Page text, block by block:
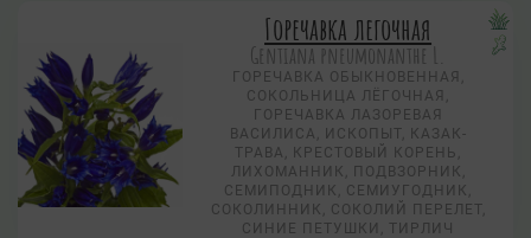
Горечавка легочная
Gentiana pneumonanthe L.
ГОРЕЧАВКА ОБЫКНОВЕННАЯ,
СОКОЛЬНИЦА ЛЁГОЧНАЯ,
ГОРЕЧАВКА ЛАЗОРЕВАЯ
ВАСИЛИСА, ИСКОПЫТ, КАЗАК-
ТРАВА, КРЕСТОВЫЙ КОРЕНЬ,
ЛИХОМАННИК, ПОДВЗОРНИК,
СЕМИПОДНИК, СЕМИУГОДНИК,
СОКОЛИННИК, СОКОЛИЙ ПЕРЕЛЕТ,
СИНИЕ ПЕТУШКИ, ТИРЛИЧ